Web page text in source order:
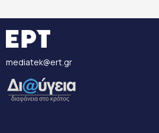
mediatek@ert.gr